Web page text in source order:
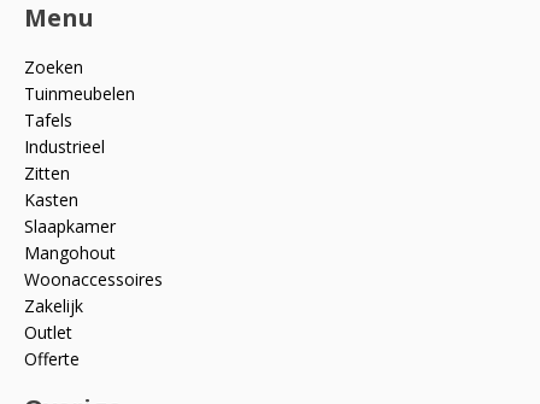
Menu
Zoeken
Tuinmeubelen
Tafels
Industrieel
Zitten
Kasten
Slaapkamer
Mangohout
Woonaccessoires
Zakelijk
Outlet
Offerte